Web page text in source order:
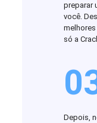
preparar
você.
só a
Depois,